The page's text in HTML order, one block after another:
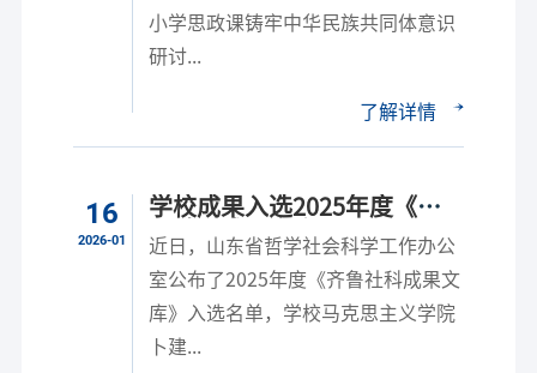
小学思政课铸牢中华民族共同体意识
研讨...
了解详情
16
2026-01
学校成果入选2025年度《齐
鲁社科成果文库》
近日，山东省哲学社会科学工作办公
室公布了2025年度《齐鲁社科成果文
库》入选名单，学校马克思主义学院
卜建...